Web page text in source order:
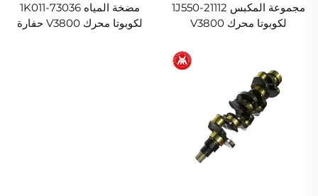
مجموعة المكبس 1J550-21112
لكوبوتا محرك V3800
مضخة المياه 1K011-73036
لكوبوتا محرك V3800 حفارة